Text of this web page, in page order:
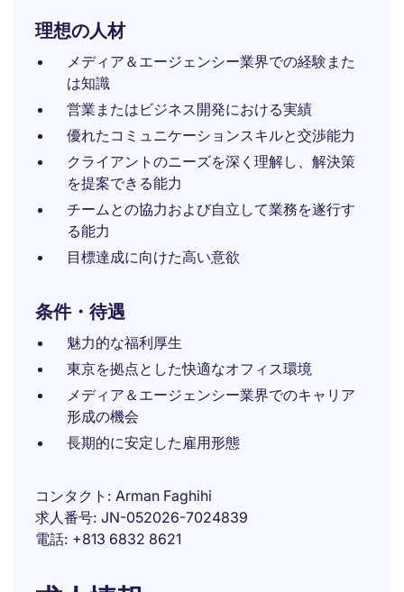
理想の人材
メディア＆エージェンシー業界での経験また
は知識
営業またはビジネス開発における実績
優れたコミュニケーションスキルと交渉能力
クライアントのニーズを深く理解し、解決策
を提案できる能力
チームとの協力および自立して業務を遂行す
る能力
目標達成に向けた高い意欲
条件・待遇
魅力的な福利厚生
東京を拠点とした快適なオフィス環境
メディア＆エージェンシー業界でのキャリア
形成の機会
長期的に安定した雇用形態
コンタクト
Arman Faghihi
求人番号 JN-052026-7024839
電話 +813 6832 8621